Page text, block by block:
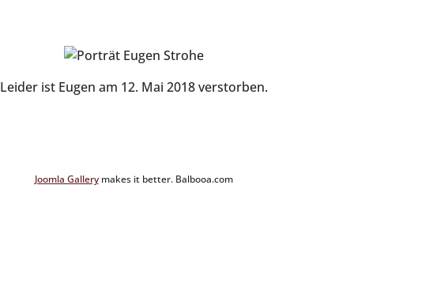
Leider ist Eugen am 12. Mai 2018 verstorben.
Joomla Gallerymakes it better. Balbooa.com